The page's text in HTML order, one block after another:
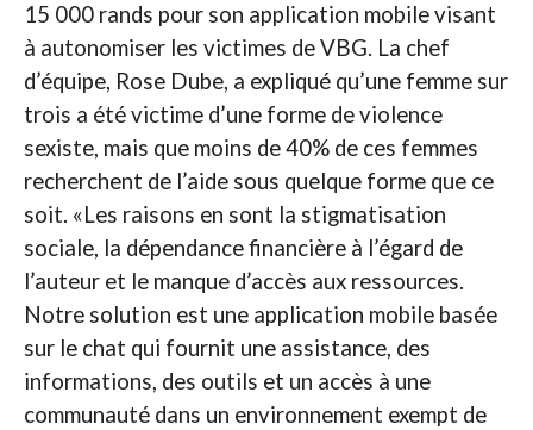
15 000 rands pour son application mobile visant
à autonomiser les victimes de VBG. La chef
d’équipe, Rose Dube, a expliqué qu’une femme sur
trois a été victime d’une forme de violence
sexiste, mais que moins de 40% de ces femmes
recherchent de l’aide sous quelque forme que ce
soit. «Les raisons en sont la stigmatisation
sociale, la dépendance financière à l’égard de
l’auteur et le manque d’accès aux ressources.
Notre solution est une application mobile basée
sur le chat qui fournit une assistance, des
informations, des outils et un accès à une
communauté dans un environnement exempt de